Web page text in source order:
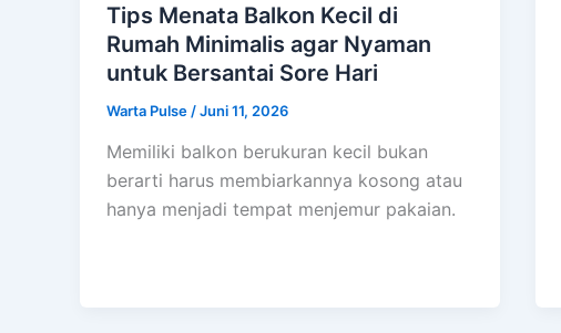
Tips Menata Balkon Kecil di
Rumah Minimalis agar Nyaman
untuk Bersantai Sore Hari
Warta Pulse /Juni 11, 2026
Memiliki balkon berukuran kecil bukan
berarti harus membiarkannya kosong atau
hanya menjadi tempat menjemur pakaian.